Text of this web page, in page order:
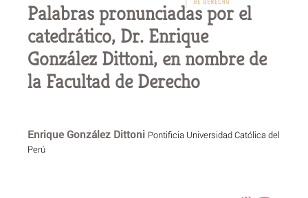
Palabras pronunciadas por el
catedrático, Dr. Enrique
González Dittoni, en nombre de
la Facultad de Derecho
Enrique González Dittoni Pontificia Universidad Católica del
Perú